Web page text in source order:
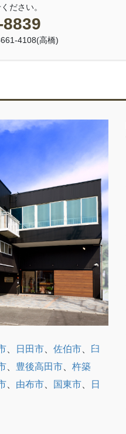
ださい。
4108(高橋)
日田市 佐伯市
臼
豊後高田市
杵築
由布市 国東市
日